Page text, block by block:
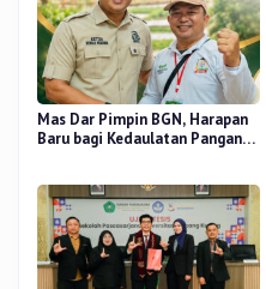
Mas Dar Pimpin BGN, Harapan
Baru bagi Kedaulatan Pangan